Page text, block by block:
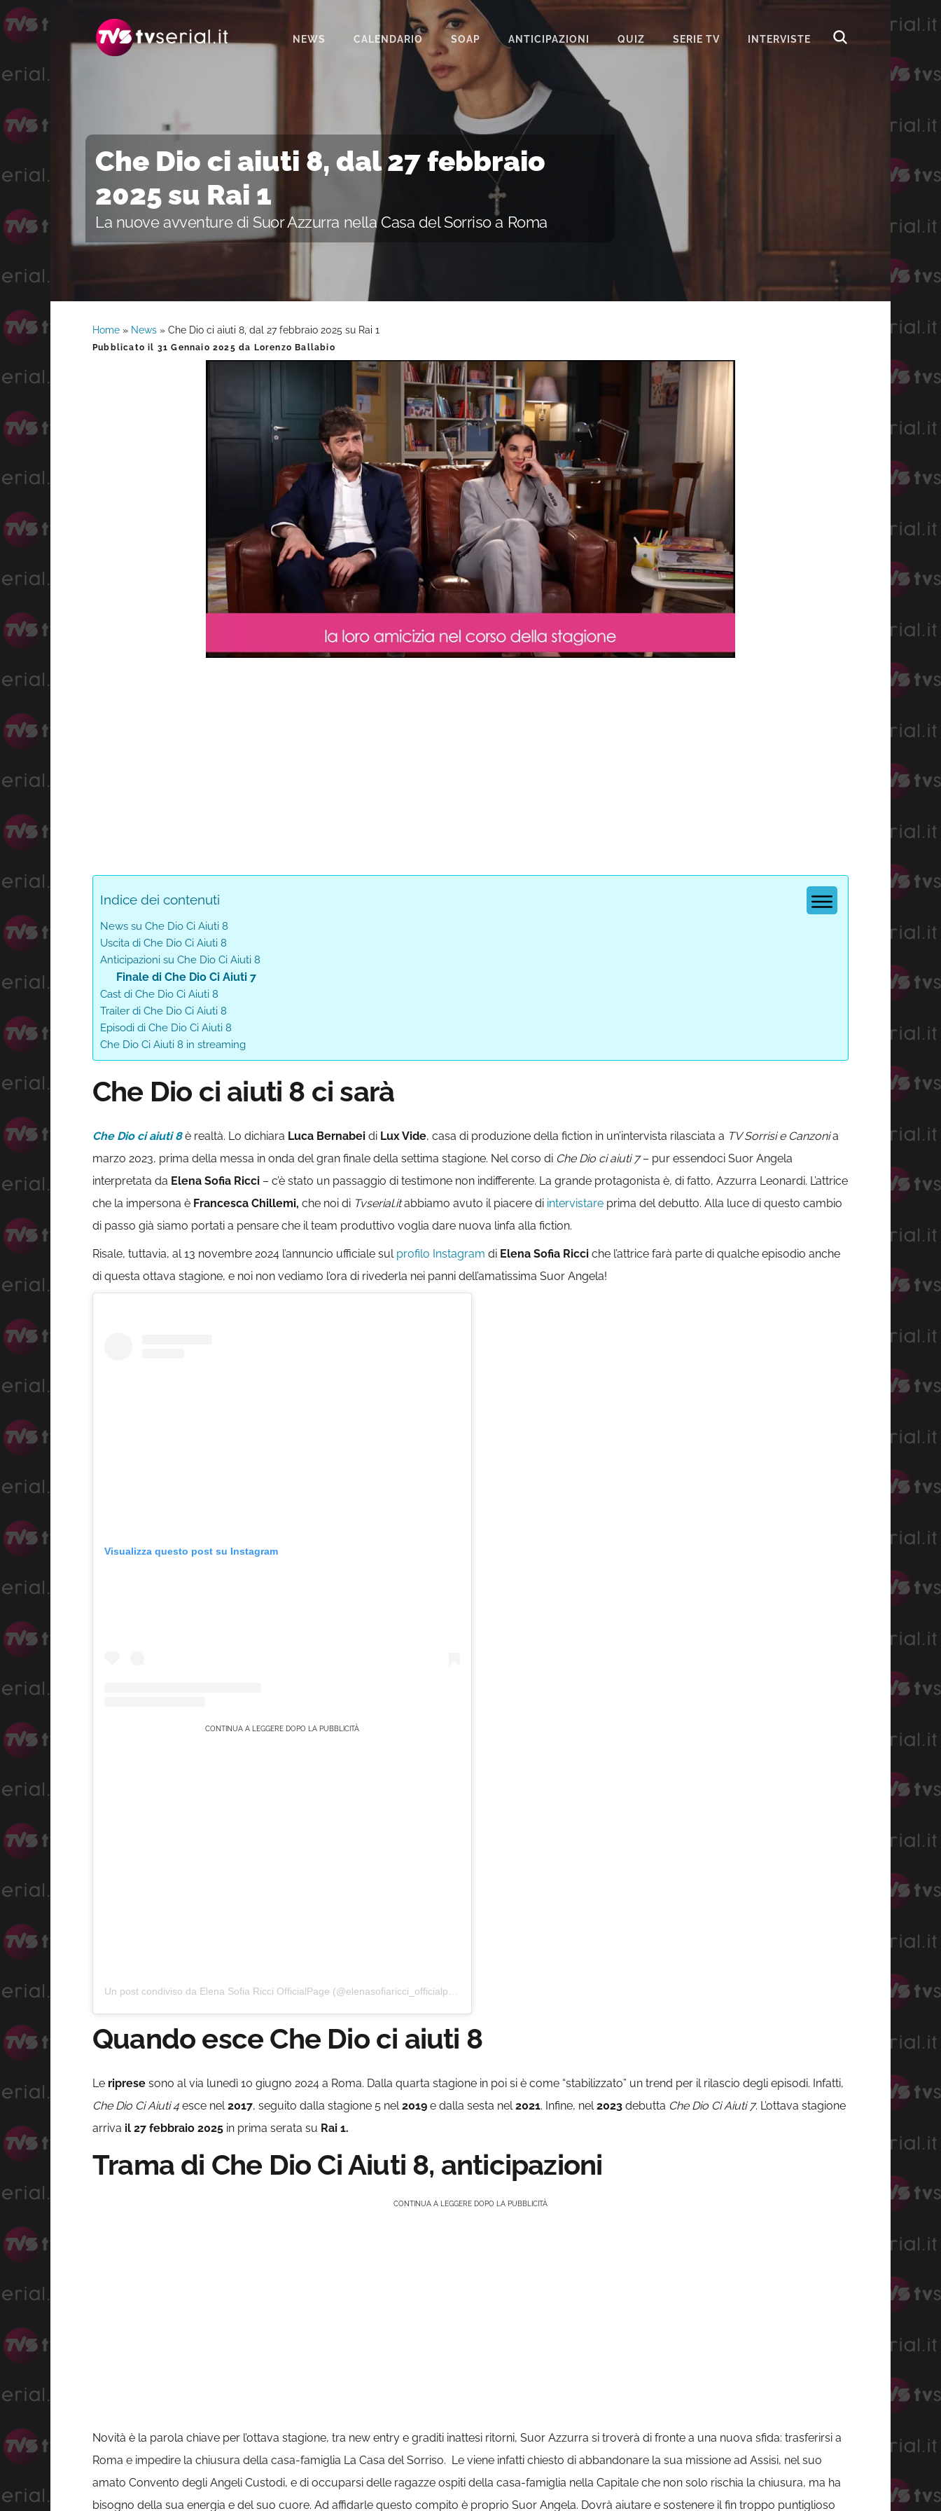
navigazione
contenuto
barra
NEWS CALENDARIO SOAP
BEAUTIFUL
IL PARADISO DELLE SIGNORE
LA PROMESSA
SEGRETI DI FAMIGLIA
TEMPESTA D’AMORE
UN POSTO AL SOLE
ANTICIPAZIONI QUIZ SERIE TV INTERVISTE
Che Dio ci aiuti 8, dal 27 febbraio
2025 su Rai 1
La nuove avventure di Suor Azzurra nella Casa del Sorriso a Roma
Home » News » Che Dio ci aiuti 8, dal 27 febbraio 2025 su Rai 1
Pubblicato il 31 Gennaio 2025 da Lorenzo Ballabio
Unmute
0%
0%
Indice dei contenuti
News su Che Dio Ci Aiuti 8
Uscita di Che Dio Ci Aiuti 8
Anticipazioni su Che Dio Ci Aiuti 8
Finale di Che Dio Ci Aiuti 7
Cast di Che Dio Ci Aiuti 8
Trailer di Che Dio Ci Aiuti 8
Episodi di Che Dio Ci Aiuti 8
Che Dio Ci Aiuti 8 in streaming
Che Dio ci aiuti 8 ci sarà
Che Dio ci aiuti 8è realtà. Lo dichiara Luca Bernabei di Lux Vide, casa di produzione della fiction in un’intervista rilasciata a TV Sorrisi e Canzonia
marzo 2023, prima della messa in onda del gran finale della settima stagione. Nel corso di Che Dio ci aiuti 7– pur essendoci Suor Angela
interpretata da Elena Sofia Ricci – c’è stato un passaggio di testimone non indifferente. La grande protagonista è, di fatto, Azzurra Leonardi. L’attrice
che la impersona è Francesca Chillemi, che noi di Tvserial.itabbiamo avuto il piacere di intervistare prima del debutto. Alla luce di questo cambio
di passo già siamo portati a pensare che il team produttivo voglia dare nuova linfa alla fiction.
Risale, tuttavia, al 13 novembre 2024 l’annuncio ufficiale sul profilo Instagram di Elena Sofia Ricci che l’attrice farà parte di qualche episodio anche
di questa ottava stagione, e noi non vediamo l’ora di rivederla nei panni dell’amatissima Suor Angela!
Visualizza questo post su Instagram
CONTINUA A LEGGERE DOPO LA PUBBLICITÀ
Quando esce Che Dio ci aiuti 8
Le riprese sono al via lunedì 10 giugno 2024 a Roma. Dalla quarta stagione in poi si è come “stabilizzato” un trend per il rilascio degli episodi. Infatti,
Che Dio Ci Aiuti 4 esce nel 2017, seguito dalla stagione 5 nel 2019 e dalla sesta nel 2021. Infine, nel 2023 debutta Che Dio Ci Aiuti 7. L’ottava stagione
arriva il 27 febbraio 2025 in prima serata su Rai 1.
Trama di Che Dio Ci Aiuti 8, anticipazioni
CONTINUA A LEGGERE DOPO LA PUBBLICITÀ
Novità è la parola chiave per l’ottava stagione, tra new entry e graditi inattesi ritorni, Suor Azzurra si troverà di fronte a una nuova sfida: trasferirsi a
Roma e impedire la chiusura della casa-famiglia La Casa del Sorriso. Le viene infatti chiesto di abbandonare la sua missione ad Assisi, nel suo
amato Convento degli Angeli Custodi, e di occuparsi delle ragazze ospiti della casa-famiglia nella Capitale che non solo rischia la chiusura, ma ha
bisogno della sua energia e del suo cuore. Ad affidarle questo compito è proprio Suor Angela. Dovrà aiutare e sostenere il fin troppo puntiglioso
Barra